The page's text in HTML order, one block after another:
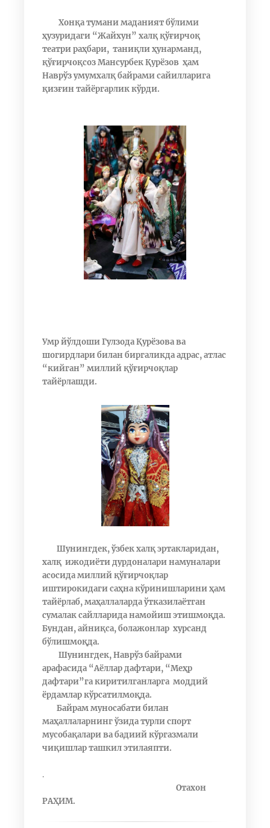
Хонқа тумани маданият бўлими
ҳузуридаги “Жайхун” халқ қўғирчоқ
театри раҳбари, таниқли ҳунарманд,
қўғирчоқсоз Мансурбек Қурёзов ҳам
Наврўз умумхалқ байрами сайилларига
қизғин тайёргарлик кўрди.
Умр йўлдоши Гулзода Қурёзова ва
шогирдлари билан биргаликда адрас, атлас
“кийган” миллий қўғирчоқлар
тайёрлашди.
Шунингдек, ўзбек халқ эртакларидан,
халқ ижодиёти дурдоналари намуналари
асосида миллий қўғирчоқлар
иштирокидаги саҳна кўринишларини ҳам
тайёрлаб, маҳаллаларда ўтказилаётган
сумалак сайлларида намойиш этишмоқда.
Бундан, айниқса, болажонлар хурсанд
бўлишмоқда.
Шунингдек, Наврўз байрами
арафасида “Аёллар дафтари, “Меҳр
дафтари”га киритилганларга моддий
ёрдамлар кўрсатилмоқда.
Байрам муносабати билан
маҳаллаларнинг ўзида турли спорт
мусобақалари ва бадиий кўргазмали
чиқишлар ташкил этилаяпти.
.
Отахон
РАҲИМ.